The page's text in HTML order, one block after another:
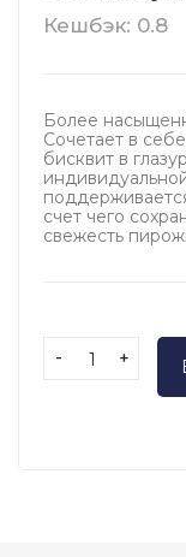
Кешбэк: 0.8
Более
Сочетает в
бисквит в
счет чего
свежесть
- +